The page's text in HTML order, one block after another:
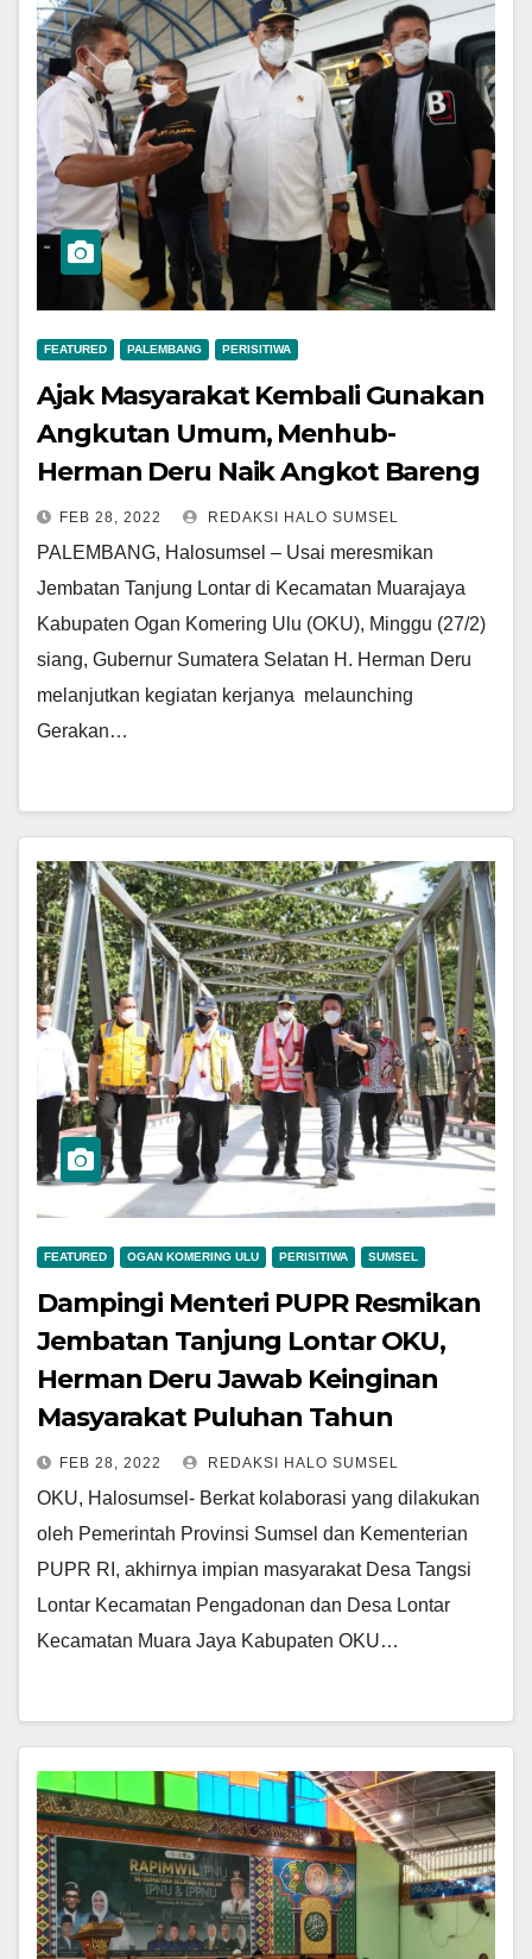
FEATURED PALEMBANG PERISITIWA
Ajak Masyarakat Kembali Gunakan
Angkutan Umum, Menhub-
Herman Deru Naik Angkot Bareng
FEB 28, 2022 REDAKSI HALO SUMSEL
PALEMBANG, Halosumsel – Usai meresmikan
Jembatan Tanjung Lontar di Kecamatan Muarajaya
Kabupaten Ogan Komering Ulu (OKU), Minggu (27/2)
siang, Gubernur Sumatera Selatan H. Herman Deru
melanjutkan kegiatan kerjanya melaunching
Gerakan…
FEATURED OGAN KOMERING ULU PERISITIWA SUMSEL
Dampingi Menteri PUPR Resmikan
Jembatan Tanjung Lontar OKU,
Herman Deru Jawab Keinginan
Masyarakat Puluhan Tahun
FEB 28, 2022 REDAKSI HALO SUMSEL
OKU, Halosumsel- Berkat kolaborasi yang dilakukan
oleh Pemerintah Provinsi Sumsel dan Kementerian
PUPR RI, akhirnya impian masyarakat Desa Tangsi
Lontar Kecamatan Pengadonan dan Desa Lontar
Kecamatan Muara Jaya Kabupaten OKU…